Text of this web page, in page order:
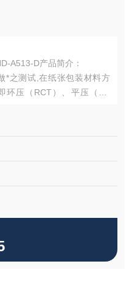
A513-D产品简介：
*之测试,在纸张包装材料方
压（RCT）、平压（FC
试设备。